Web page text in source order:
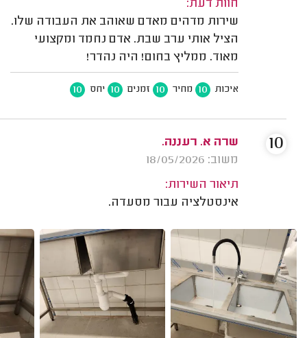
חוות דעת:
שירות מדהים מאדם שאוהב את העבודה שלו.
הציל אותי ערב שבת. אדם נחמד ומקצועי
מאוד. ממליץ בחום! היה נהדר!
איכות 10 מחיר 10 זמנים 10 יחס 10
שרה א. רעננה.
משוב: 18/05/2026
תיאור השירות:
אינסטלציה עבור מסעדה.
10